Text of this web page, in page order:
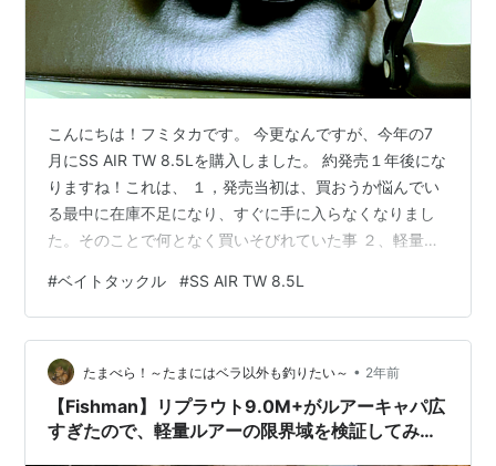
こんにちは！フミタカです。 今更なんですが、今年の7
月にSS AIR TW 8.5Lを購入しました。 約発売１年後にな
りますね！これは、 １，発売当初は、買おうか悩んでい
る最中に在庫不足になり、すぐに手に入らなくなりまし
た。そのことで何となく買いそびれていた事 ２、軽量ス
ジットデザインのワイルドサイド WSC60L/TZ VARIANT
を購入することになりました。そのリールとしてSS AIR
TW 8.5Lを合わせることに決めた事でした。 SS AIR TW
8.5Lの使い勝手 SS AIR TW 8.5Lの使い勝手 使用感 ロッ
ドとの組み合わ…
#ベイトタックル #SS AIR TW 8.5L
たまべら！～たまにはベラ以外も釣りたい～ • 2年前
【Fishman】リプラウト9.0M+がルアーキャパ広
すぎたので、軽量ルアーの限界域を検証してみた